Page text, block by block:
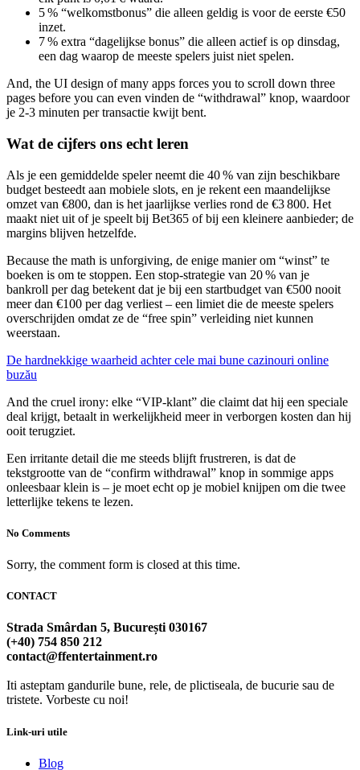
5 % “welkomstbonus” die alleen geldig is voor de eerste €50
inzet.
7 % extra “dagelijkse bonus” die alleen actief is op dinsdag,
een dag waarop de meeste spelers juist niet spelen.
And, the UI design of many apps forces you to scroll down three
pages before you can even vinden de “withdrawal” knop, waardoor
je 2‑3 minuten per transactie kwijt bent.
Wat de cijfers ons echt leren
Als je een gemiddelde speler neemt die 40 % van zijn beschikbare
budget besteedt aan mobiele slots, en je rekent een maandelijkse
omzet van €800, dan is het jaarlijkse verlies rond de €3 800. Het
maakt niet uit of je speelt bij Bet365 of bij een kleinere aanbieder; de
margins blijven hetzelfde.
Because the math is unforgiving, de enige manier om “winst” te
boeken is om te stoppen. Een stop‑strategie van 20 % van je
bankroll per dag betekent dat je bij een startbudget van €500 nooit
meer dan €100 per dag verliest – een limiet die de meeste spelers
overschrijden omdat ze de “free spin” verleiding niet kunnen
weerstaan.
De hardnekkige waarheid achter cele mai bune cazinouri online
buzău
And the cruel irony: elke “VIP‑klant” die claimt dat hij een speciale
deal krijgt, betaalt in werkelijkheid meer in verborgen kosten dan hij
ooit terugziet.
Een irritante detail die me steeds blijft frustreren, is dat de
tekstgrootte van de “confirm withdrawal” knop in sommige apps
onleesbaar klein is – je moet echt op je mobiel knijpen om die twee
letterlijke tekens te lezen.
No Comments
Sorry, the comment form is closed at this time.
CONTACT
Strada Smârdan 5, București 030167
(+40) 754 850 212
contact@ffentertainment.ro
Iti asteptam gandurile bune, rele, de plictiseala, de bucurie sau de
tristete. Vorbeste cu noi!
Link-uri utile
Blog